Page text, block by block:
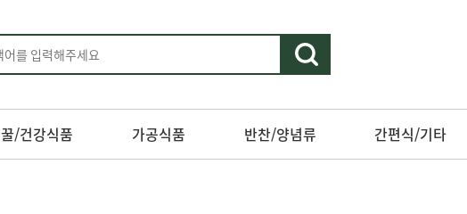
꿀/건강식품 가공식품 반찬/양념류 간편식/기타